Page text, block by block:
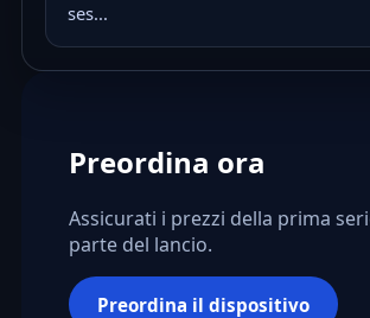
ses...
Preordina ora
Assicurati i prezzi della prima
parte del lancio.
Preordina il dispositivo